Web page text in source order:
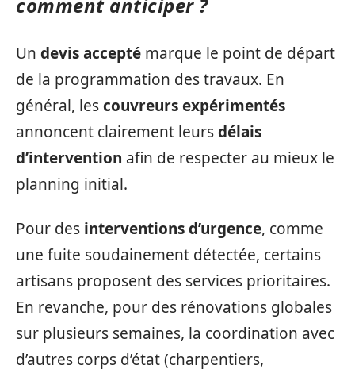
Un devis accepté marque le point de départ
de la programmation des travaux. En
général, lescouvreurs expérimentés
annoncent clairement leursdélais
d’intervention afin de respecter au mieux le
planning initial.
Pour des interventions d’urgence, comme
une fuite soudainement détectée, certains
artisans proposent des services prioritaires.
En revanche, pour des rénovations globales
sur plusieurs semaines, la coordination avec
d’autres corps d’état (charpentiers,